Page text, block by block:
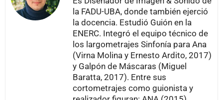
la FADU-UBA, donde también ejerció
la docencia. Estudió Guión en la
ENERC. Integró el equipo técnico de
los largometrajes Sinfonía para Ana
(Virna Molina y Ernesto Ardito, 2017)
y Galpón de Máscaras (Miguel
Baratta, 2017). Entre sus
cortometrajes como guionista y